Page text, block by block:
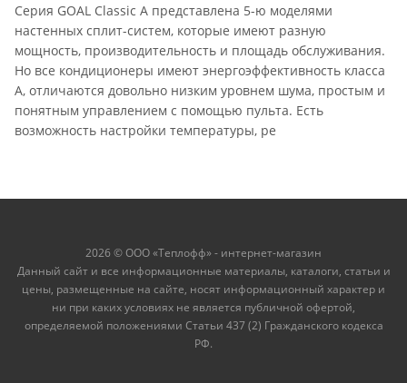
Серия GOAL Classic A представлена 5-ю моделями
настенных сплит-систем, которые имеют разную
мощность, производительность и площадь обслуживания.
Но все кондиционеры имеют энергоэффективность класса
A, отличаются довольно низким уровнем шума, простым и
понятным управлением с помощью пульта. Есть
возможность настройки температуры, ре
2026 © ООО «Теплофф» - интернет-магазин
Данный сайт и все информационные материалы, каталоги, статьи и
цены, размещенные на сайте, носят информационный характер и
ни при каких условиях не является публичной офертой,
определяемой положениями Статьи 437 (2) Гражданского кодекса
РФ.